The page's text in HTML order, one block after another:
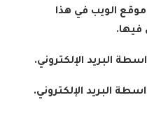
الويب في هذا
فيها.
البريد الإلكتروني.
البريد الإلكتروني.